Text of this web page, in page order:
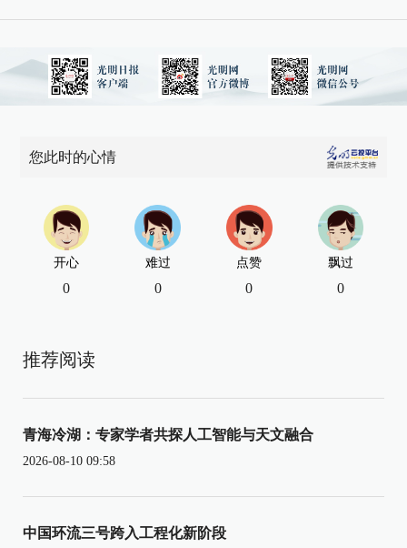
您此时的心情
开心
0
难过
0
点赞
0
飘过
0
推荐阅读
青海冷湖：专家学者共探人工智能与天文融合
2026-08-10 09:58
中国环流三号跨入工程化新阶段